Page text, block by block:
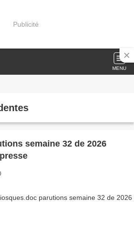
Publicité
MENU
semaine 32 de 2026